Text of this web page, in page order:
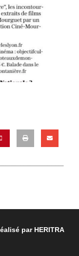
parHERITRA